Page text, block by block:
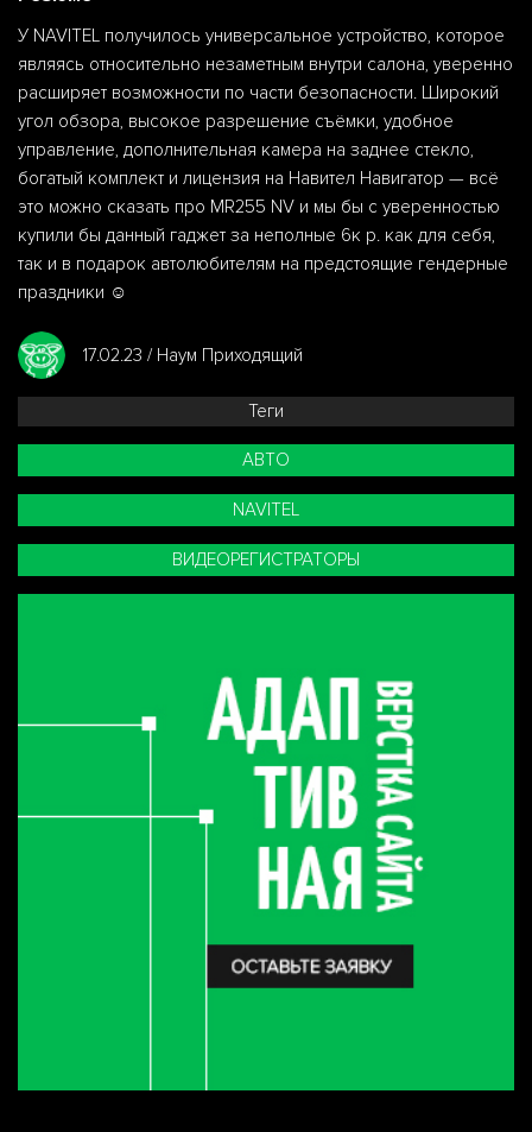
17.02.23 / Наум Приходящий
Теги
АВТО
NAVITEL
ВИДЕОРЕГИСТРАТОРЫ
У NAVITEL получилось универсальное устройство, которое
являясь относительно незаметным внутри салона, уверенно
расширяет возможности по части безопасности. Широкий
угол обзора, высокое разрешение съёмки, удобное
управление, дополнительная камера на заднее стекло,
богатый комплект и лицензия на Навител Навигатор — всё
это можно сказать про MR255 NV и мы бы с уверенностью
купили бы данный гаджет за неполные 6к р. как для себя,
так и в подарок автолюбителям на предстоящие гендерные
праздники ☺️